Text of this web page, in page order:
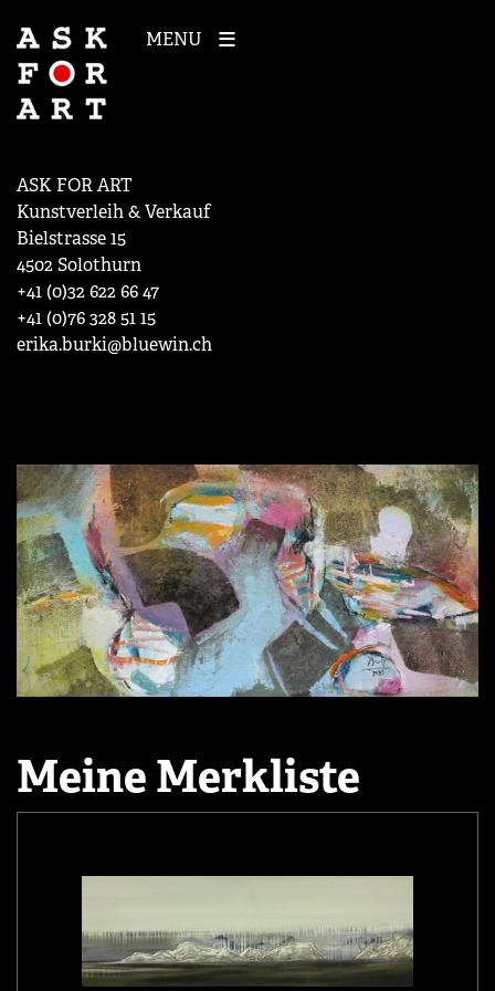
MENU
ASK FOR ART
Kunstverleih & Verkauf
Bielstrasse 15
4502 Solothurn
+41 (0)32 622 66 47
+41 (0)76 328 51 15
erika.burki@bluewin.ch
Meine Merkliste